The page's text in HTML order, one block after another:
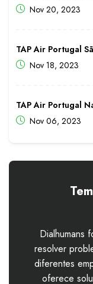
Nov 20, 2023
TAP Air Portugal
Nov 18, 2023
TAP Air Portugal
Nov 06, 2023
Dialhumans
resolver
diferentes
oferece